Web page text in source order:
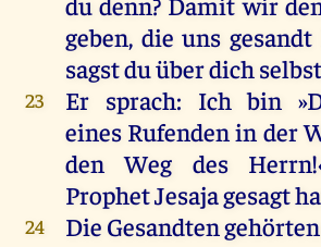
geben, die uns gesandt
sagstduüberdichselbst
23 Er sprach: Ich bin »
einesRufendenin der
den
Weg des Herrn
ProphetJesajagesagt
24 Die Gesandtengehörten